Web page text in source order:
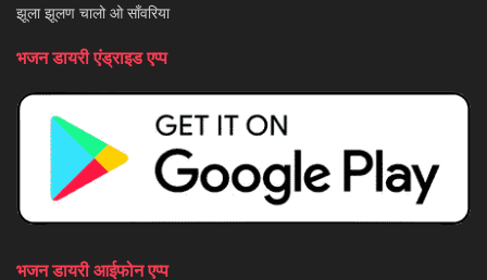
झूला झूलण चालो ओ साँवरिया
भजन डायरी एंड्राइड एप्प
भजन डायरी आईफोन एप्प